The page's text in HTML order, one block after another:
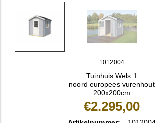
1012004
Tuinhuis Wels 1
noord europees vurenhout
200x200cm
€2.295,00